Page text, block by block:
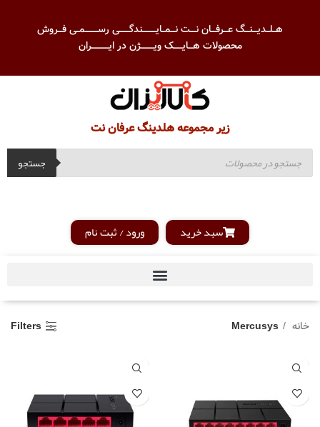
هــلــدیـــنـــگ عـــرفـــان نــــت نـــمــایـــــــــندگـــــــی رســـــــــمــی فـــروش
محصولات هـــایــــــک ویـــــــــژن در ایــــــــــــران
زیر مجموعه هلدینگ عرفان نت
جستجو
سبد خرید ورود / ثبت نام
خانه Mercusys
Filters